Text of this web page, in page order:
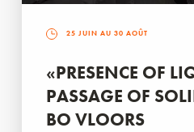
25 JUIN AU 30 AOÛT
«PRESENCE OF
PASSAGE OF
BO VLOORS